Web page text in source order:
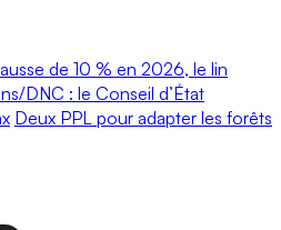
de 10 % en 2026, le lin
DNC : le Conseil d’État
Deux PPL pour adapter les forêts